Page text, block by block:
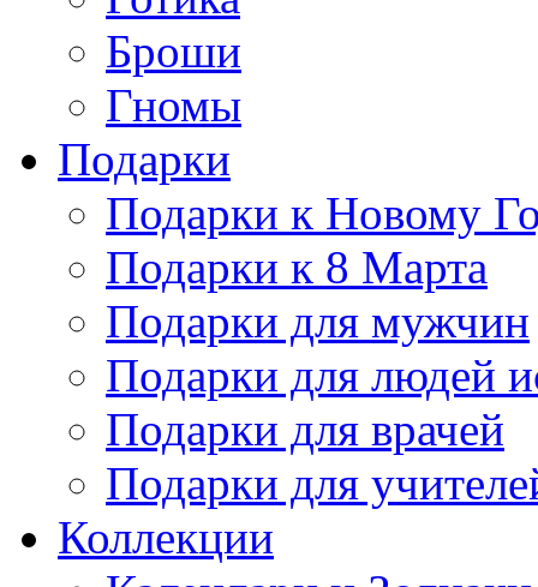
Броши
Гномы
Подарки
Подарки к Новому
Подарки к 8 Марта
Подарки для мужчин
Подарки для людей
Подарки для врачей
Подарки для
Коллекции